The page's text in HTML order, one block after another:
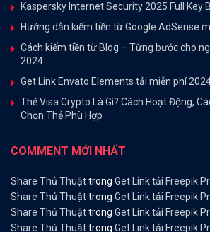
Kaspersky Internet Security 2025 Full Key
Hướng dẫn kiếm tiền từ Google AdSense
Cách kiếm tiền từ Blog – Từng bước cho
2024
Get Link Envato Elements tải miễn phí
Thẻ Visa Crypto Là Gì? Cách Hoạt Động,
Chọn Thẻ Phù Hợp
COMMENT MỚI NHẤT
Share Thủ Thuậttrong Get Link tải Freepik
Share Thủ Thuậttrong Get Link tải Freepik
Share Thủ Thuậttrong Get Link tải Freepik
Share Thủ Thuậttrong Get Link tải Freepik